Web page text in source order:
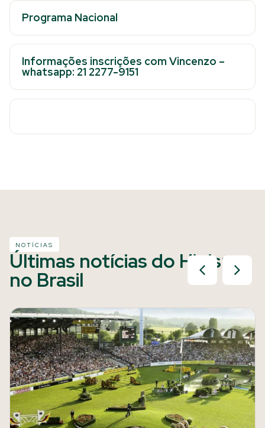
Programa Nacional
Informações inscrições com Vincenzo –
whatsapp: 21 2277-9151
NOTÍCIAS
Últimas notícias do Hipismo
no Brasil